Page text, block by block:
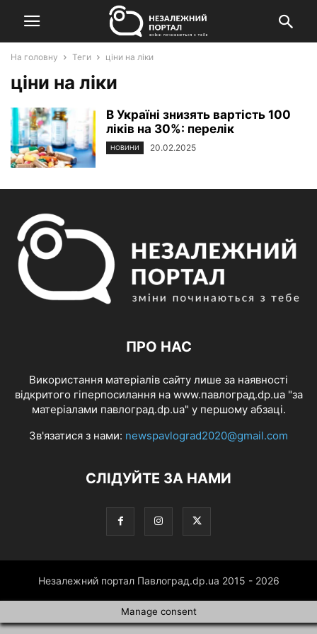
На головну Теги ціни на ліки
ціни на ліки
В Україні знизять вартість 100
ліків на 30%: перелік
НОВИНИ 20.02.2025
ПРО НАС
Використання матеріалів сайту лише за наявності
відкритого гіперпосилання на www.павлоград.dp.ua "за
матеріалами павлоград.dp.ua" у першому абзаці.
Зв'язатися з нами: newspavlograd2020@gmail.com
СЛІДУЙТЕ ЗА НАМИ
Незалежний портал Павлоград.dp.ua 2015 - 2026
Manage consent